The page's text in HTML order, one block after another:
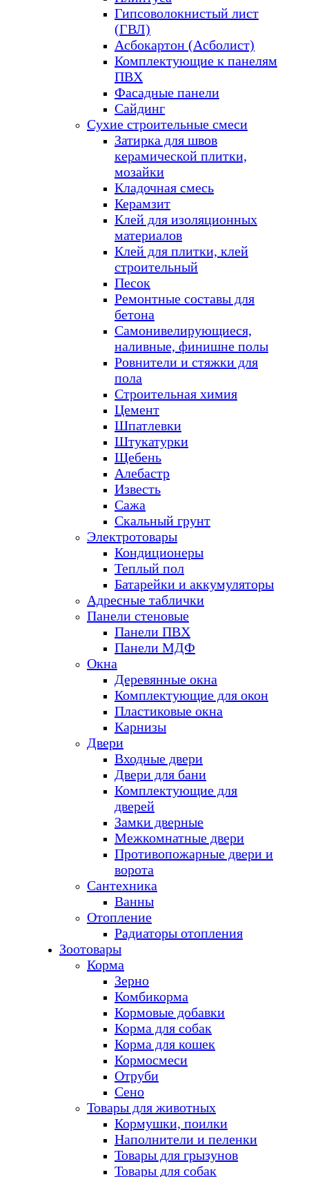
Гипсоволокнистый лист
(ГВЛ)
Асбокартон (Асболист)
Комплектующие к панелям
ПВХ
Фасадные панели
Сайдинг
Сухие строительные смеси
Затирка для швов
керамической плитки,
мозайки
Кладочная смесь
Керамзит
Клей для изоляционных
материалов
Клей для плитки, клей
строительный
Песок
Ремонтные составы для
бетона
Самонивелирующиеся,
наливные, финишне полы
Ровнители и стяжки для
пола
Строительная химия
Цемент
Шпатлевки
Штукатурки
Щебень
Алебастр
Известь
Сажа
Скальный грунт
Электротовары
Кондиционеры
Теплый пол
Батарейки и аккумуляторы
Адресные таблички
Панели стеновые
Панели ПВХ
Панели МДФ
Окна
Деревянные окна
Комплектующие для окон
Пластиковые окна
Карнизы
Двери
Входные двери
Двери для бани
Комплектующие для
дверей
Замки дверные
Межкомнатные двери
Противопожарные двери и
ворота
Сантехника
Ванны
Отопление
Радиаторы отопления
Зоотовары
Корма
Зерно
Комбикорма
Кормовые добавки
Корма для собак
Корма для кошек
Кормосмеси
Отруби
Сено
Товары для животных
Кормушки, поилки
Наполнители и пеленки
Товары для грызунов
Товары для собак